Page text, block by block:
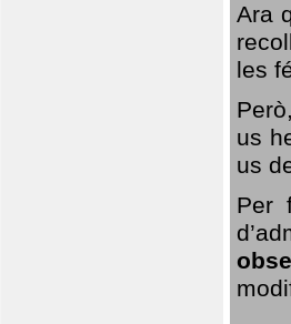
Ara
les
us
us
Per